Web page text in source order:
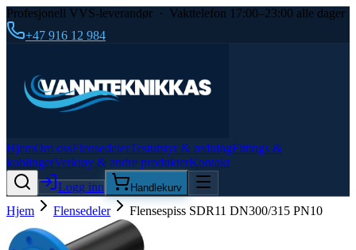
Profesjonell VVS-leverandør · Vakttelefon 17:00–23:00 alle dager
+47 916 12 984
HjemOm ossFlensedelerTestutstyr & redningFittings &
koblingerVerktøy & andre produkterKontakt
Logg inn
Handlekurv
Hjem Flensedeler Flensespiss SDR11 DN300/315 PN10